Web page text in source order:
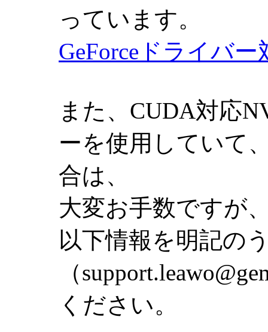
っています。
GeForceドライバー
また、CUDA対応
ーを使用していて
合は、
大変お手数ですが
以下情報を明記の
（
ください。